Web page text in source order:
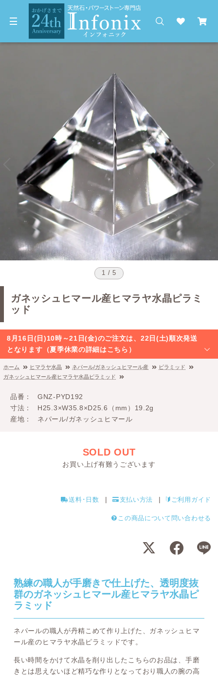
1 / 5
ガネッシュヒマール産ヒマラヤ水晶ピラミ
ッド
8月16日(日)10時～21日(金)のご注文は、22日(土)順次発送
となります（夏季休業の詳細はこちら）
ホーム ヒマラヤ水晶 ネパール/ガネッシュヒマール産
ピラミッド
ガネッシュヒマール産ヒマラヤ水晶ピラミッド
品番
GNZ-PYD192
寸法
H25.3×W35.8×D25.6（mm）19.2g
産地
ネパール/ガネッシュヒマール
SOLD OUT
お買い上げ有難うございます
送料･日数 支払い方法 ご利用ガイド
この商品について問い合わせる
熟練の職人が手磨きで仕上げた、透明度抜
群のガネッシュヒマール産ヒマラヤ水晶ピ
ラミッド
ネパールの職人が丹精こめて作り上げた、ガネッシュヒマ
ール産のヒマラヤ水晶ピラミッドです。
長い時間をかけて水晶を削り出したこちらのお品は、手磨
きとは思えないほど精巧な作りとなっており職人の腕の高